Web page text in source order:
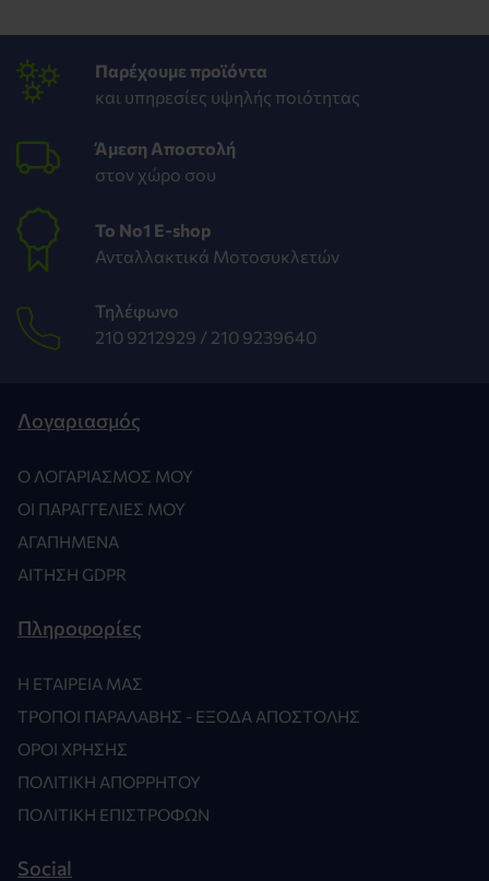
Παρέχουμε προϊόντα
και υπηρεσίες υψηλής ποιότητας
Άμεση Αποστολή
στον χώρο σου
To Νο1 Ε-shop
Ανταλλακτικά Μοτοσυκλετών
Τηλέφωνο
210 9212929 / 210 9239640
Λογαριασμός
Ο ΛΟΓΑΡΙΑΣΜΌΣ ΜΟΥ
ΟΙ ΠΑΡΑΓΓΕΛΊΕΣ ΜΟΥ
ΑΓΑΠΗΜΈΝΑ
ΑΊΤΗΣΗ GDPR
Πληροφορίες
Η ΕΤΑΙΡΕΊΑ ΜΑΣ
ΤΡΌΠΟΙ ΠΑΡΑΛΑΒΉΣ - ΈΞΟΔΑ ΑΠΟΣΤΟΛΉΣ
ΌΡΟΙ ΧΡΉΣΗΣ
ΠΟΛΙΤΙΚΉ ΑΠΟΡΡΉΤΟΥ
ΠΟΛΙΤΙΚΉ ΕΠΙΣΤΡΟΦΏΝ
Social